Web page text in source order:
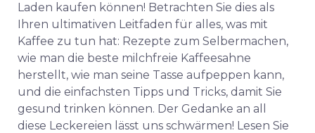
Laden kaufen können! Betrachten Sie dies als
Ihren ultimativen Leitfaden für alles, was mit
Kaffee zu tun hat: Rezepte zum Selbermachen,
wie man die beste milchfreie Kaffeesahne
herstellt, wie man seine Tasse aufpeppen kann,
und die einfachsten Tipps und Tricks, damit Sie
gesund trinken können. Der Gedanke an all
diese Leckereien lässt uns schwärmen! Lesen Sie